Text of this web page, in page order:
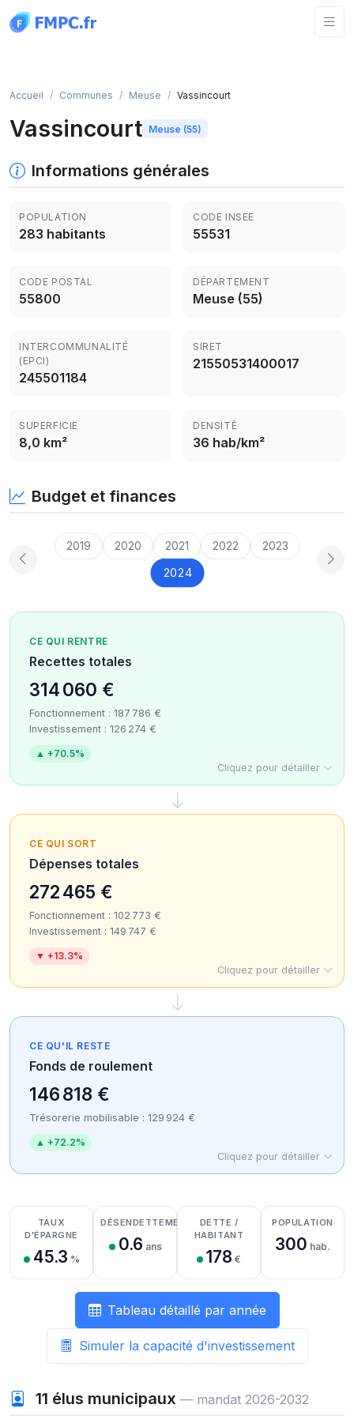
Accueil Communes Meuse Vassincourt
Vassincourt Meuse (55)
Informations générales
POPULATION
283 habitants
CODE INSEE
55531
CODE POSTAL
55800
DÉPARTEMENT
Meuse (55)
INTERCOMMUNALITÉ
(EPCI)
245501184
SIRET
21550531400017
SUPERFICIE
8,0 km²
DENSITÉ
36 hab/km²
Budget et finances
2019 2020 2021 2022 2023
2024
CE QUI RENTRE
Recettes totales
314 060 €
Fonctionnement : 187 786 €
Investissement : 126 274 €
▲ +70.5%
Cliquez pour détailler
CE QUI SORT
Dépenses totales
272 465 €
Fonctionnement : 102 773 €
Investissement : 149 747 €
▼ +13.3%
Cliquez pour détailler
CE QU'IL RESTE
Fonds de roulement
146 818 €
Trésorerie mobilisable : 129 924 €
▲ +72.2%
Cliquez pour détailler
Détail des recettes
Détail des dépenses
Détail de la trésorerie
TAUX
D'ÉPARGNE
45.3 %
DÉSENDETTEMENT
0.6 ans
DETTE /
HABITANT
178 €
POPULATION
300 hab.
Tableau détaillé par année
Simuler la capacité d'investissement
11 élus municipaux — mandat 2026-2032
Panneau de gestion des cookies